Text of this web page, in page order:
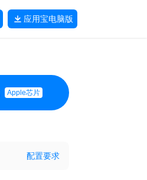
应用宝电脑版
Apple芯片
配置要求